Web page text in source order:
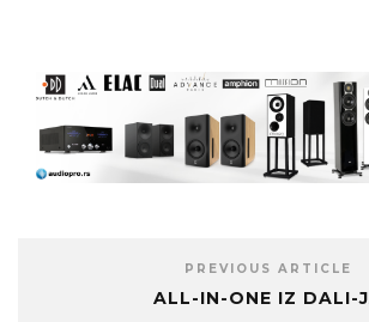
PREVIOUS ARTICLE
ALL-IN-ONE IZ DALI-